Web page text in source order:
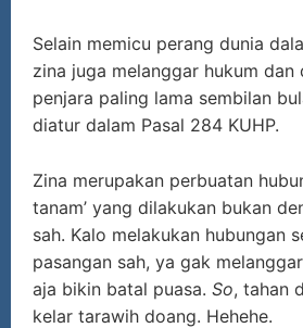
Selain memicu perang dunia
zina juga melanggar hukum dan
penjara paling lama sembilan
diatur dalam Pasal 284 KUHP.
Zina merupakan perbuatan
tanam’ yang dilakukan bukan
sah. Kalo melakukan hubungan
pasangan sah, ya gak
aja bikin batal puasa. So, tahan
kelar tarawih doang. Hehehe.